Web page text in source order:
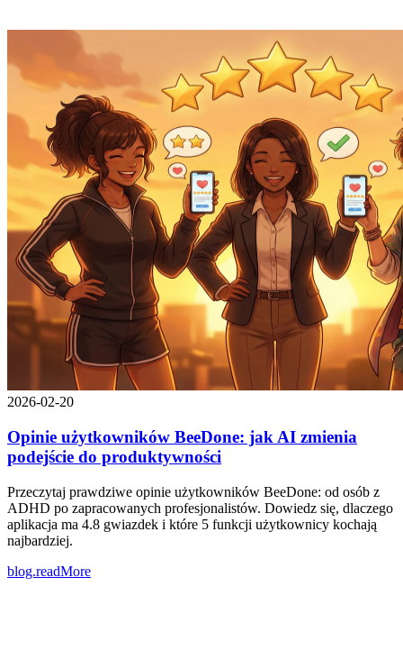
2026-02-20
Opinie użytkowników BeeDone: jak AI zmienia
podejście do produktywności
Przeczytaj prawdziwe opinie użytkowników BeeDone: od osób z
ADHD po zapracowanych profesjonalistów. Dowiedz się, dlaczego
aplikacja ma 4.8 gwiazdek i które 5 funkcji użytkownicy kochają
najbardziej.
blog.readMore